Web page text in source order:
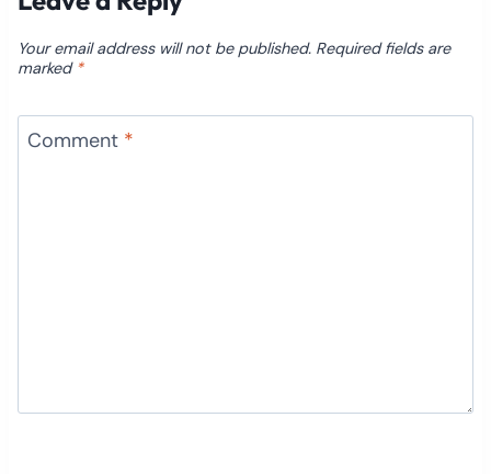
Your email address will not be published. Required fields are
marked *
Comment *